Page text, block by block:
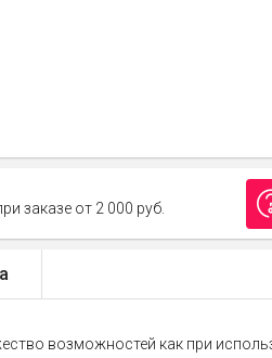
заказе от 2 000 руб.
возможностей как при